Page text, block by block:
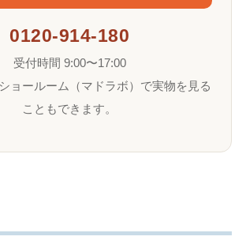
0120-914-180
受付時間 9:00〜17:00
ョールーム（マドラボ）で実物を見る
こともできます。